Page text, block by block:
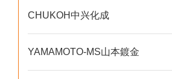
CHUKOH中兴化成
YAMAMOTO-MS山本鍍金